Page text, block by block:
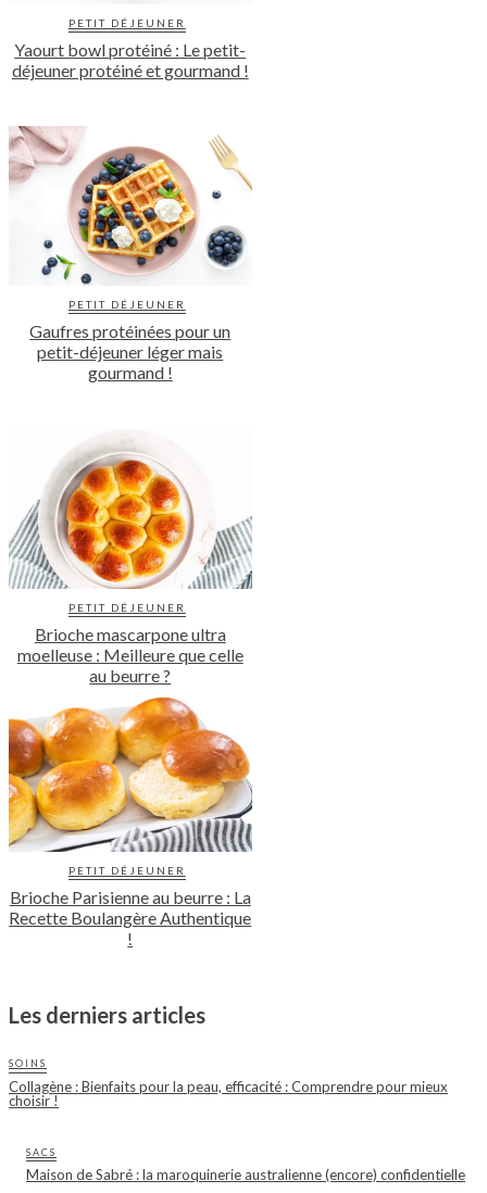
PETIT DÉJEUNER
Yaourt bowl protéiné : Le petit-
déjeuner protéiné et gourmand !
PETIT DÉJEUNER
Gaufres protéinées pour un
petit-déjeuner léger mais
gourmand !
PETIT DÉJEUNER
Brioche mascarpone ultra
moelleuse : Meilleure que celle
au beurre ?
PETIT DÉJEUNER
Brioche Parisienne au beurre : La
Recette Boulangère Authentique
!
Les derniers articles
SOINS
Collagène : Bienfaits pour la peau, efficacité : Comprendre pour mieux
choisir !
SACS
Maison de Sabré : la maroquinerie australienne (encore) confidentielle